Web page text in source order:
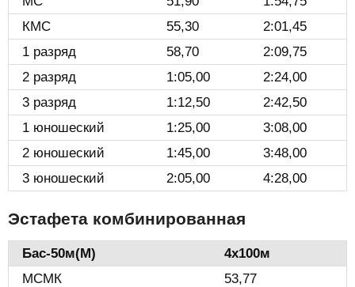
КМС
55,30
2:01,45
1 разряд
58,70
2:09,75
2 разряд
1:05,00
2:24,00
3 разряд
1:12,50
2:42,50
1 юношеский
1:25,00
3:08,00
2 юношеский
1:45,00
3:48,00
3 юношеский
2:05,00 4:28,00
Эстафета комбинированная
Бас-50м(М)️
4х100м
МСМК
53,77